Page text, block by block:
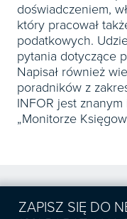
doświadczeniem,
który pracował
podatkowych.
pytania dotyczące
Napisał również
poradników z
INFOR jest
„Monitorze
ZAPISZ SIĘ DO